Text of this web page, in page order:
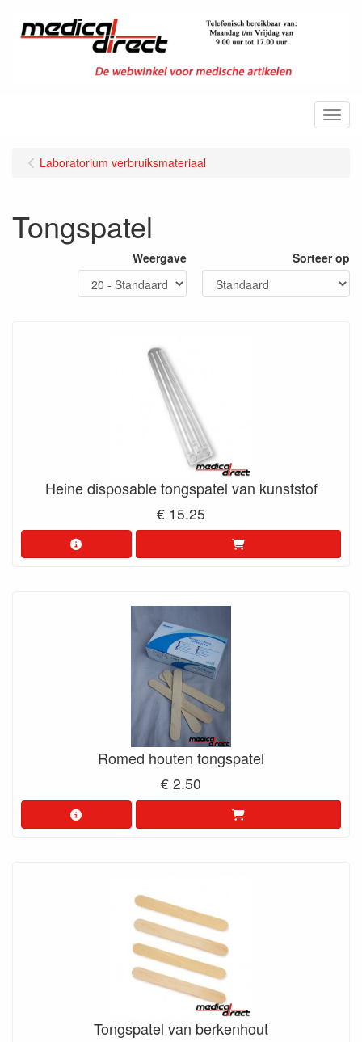
Menu
Laboratorium verbruiksmateriaal
Tongspatel
Weergave Sorteer op
Heine disposable tongspatel van kunststof
€ 15.25
Romed houten tongspatel
€ 2.50
Tongspatel van berkenhout